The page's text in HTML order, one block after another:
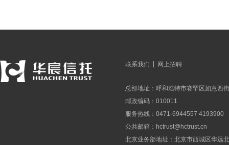
联系我们 网上招聘
总部地址：呼和浩特市赛罕区如意西
邮政编码：010011
服务热线：0471-6944557 4193900
公共邮箱： hctrust@hctrust.cn
北京业务部地址：北京市西城区华远